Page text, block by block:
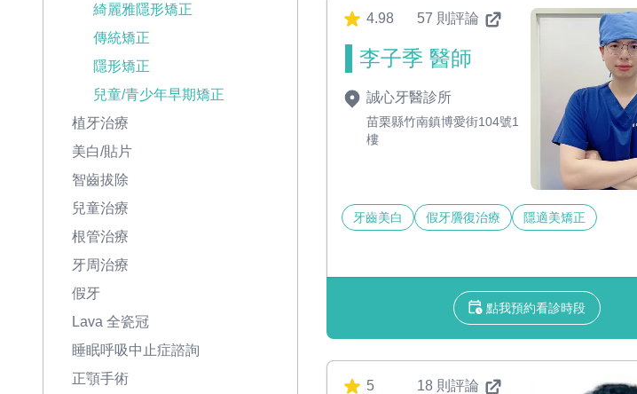
綺麗雅隱形矯正
傳統矯正
隱形矯正
兒童/青少年早期矯正
植牙治療
美白/貼片
智齒拔除
兒童治療
根管治療
牙周治療
假牙
Lava 全瓷冠
睡眠呼吸中止症諮詢
正顎手術
4.98 57 則評論
李子季 醫師
誠心牙醫診所
苗栗縣竹南鎮博愛街104號1
樓
牙齒美白 假牙贗復治療 隱適美矯正
點我預約看診時段
5 18 則評論